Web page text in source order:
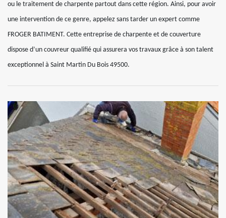
ou le traitement de charpente partout dans cette région. Ainsi, pour avoir
une intervention de ce genre, appelez sans tarder un expert comme
FROGER BATIMENT. Cette entreprise de charpente et de couverture
dispose d’un couvreur qualifié qui assurera vos travaux grâce à son talent
exceptionnel à Saint Martin Du Bois 49500.